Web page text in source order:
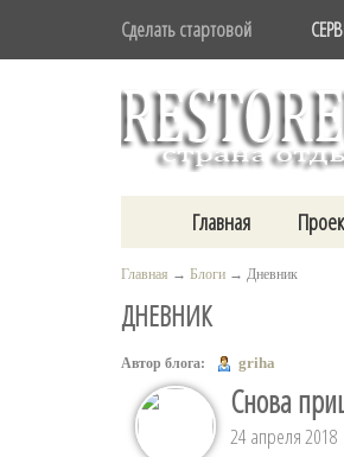
Сделать стартовой
Главная
Главная → Блоги → Дневник
ДНЕВНИК
Автор блога: griha
Снова
24 апреля 2018